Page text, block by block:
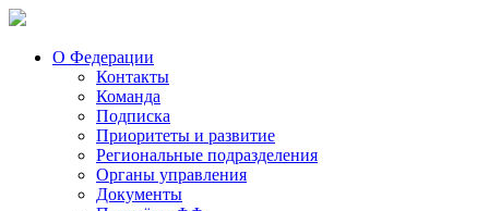
О Федерации
Контакты
Команда
Подписка
Приоритеты и развитие
Региональные подразделения
Органы управления
Документы